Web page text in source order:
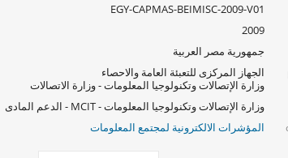
EGY-CAPMAS-BEIMISC-2009-V01
2009
جمهورية مصر العربية
الجهاز المركزى للتعبئة العامة والاحصاء
وزارة الإتصالات وتكنولوجيا المعلومات - وزارة الاتصالات
وزارة الإتصالات وتكنولوجيا المعلومات - MCIT - الدعم المادى
المؤشرات الالكترونية لمجتمع المعلومات